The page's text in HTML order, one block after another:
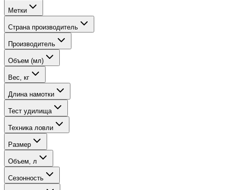
Метки
Страна производитель
Производитель
Объем (мл)
Вес, кг
Длина намотки
Тест удилища
Техника ловли
Размер
Объем, л
Сезонность